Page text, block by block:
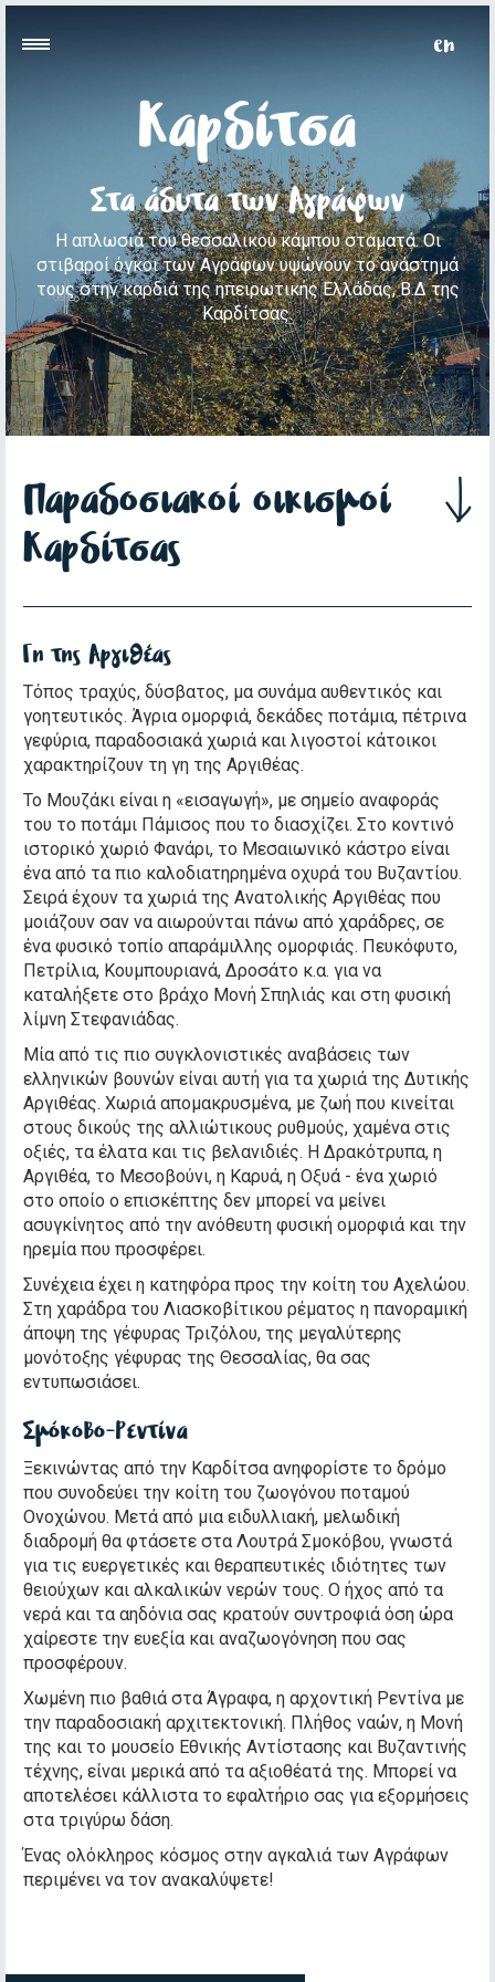
Καρδίτσα
Στα άδυτα των Αγράφων
Η απλωσιά του θεσσαλικού κάμπου σταματά. Οι
στιβαροί όγκοι των Αγράφων υψώνουν το ανάστημά
τους στην καρδιά της ηπειρωτικής Ελλάδας, Β.Δ της
Καρδίτσας.
Παραδοσιακοί oικισμοί
Καρδίτσας
Γη της Αργιθέας
Τόπος τραχύς, δύσβατος, μα συνάμα αυθεντικός και
γοητευτικός. Άγρια ομορφιά, δεκάδες ποτάμια, πέτρινα
γεφύρια, παραδοσιακά χωριά και λιγοστοί κάτοικοι
χαρακτηρίζουν τη γη της Αργιθέας.
Το Μουζάκι είναι η «εισαγωγή», με σημείο αναφοράς
του το ποτάμι Πάμισος που το διασχίζει. Στο κοντινό
ιστορικό χωριό Φανάρι, το Μεσαιωνικό κάστρο είναι
ένα από τα πιο καλοδιατηρημένα οχυρά του Βυζαντίου.
Σειρά έχουν τα χωριά της Ανατολικής Αργιθέας που
μοιάζουν σαν να αιωρούνται πάνω από χαράδρες, σε
ένα φυσικό τοπίο απαράμιλλης ομορφιάς. Πευκόφυτο,
Πετρίλια, Κουμπουριανά, Δροσάτο κ.α. για να
καταλήξετε στο βράχο Μονή Σπηλιάς και στη φυσική
λίμνη Στεφανιάδας.
Μία από τις πιο συγκλονιστικές αναβάσεις των
ελληνικών βουνών είναι αυτή για τα χωριά της Δυτικής
Αργιθέας. Χωριά απομακρυσμένα, με ζωή που κινείται
στους δικούς της αλλιώτικους ρυθμούς, χαμένα στις
οξιές, τα έλατα και τις βελανιδιές. Η Δρακότρυπα, η
Αργιθέα, το Μεσοβούνι, η Καρυά, η Οξυά - ένα χωριό
στο οποίο ο επισκέπτης δεν μπορεί να μείνει
ασυγκίνητος από την ανόθευτη φυσική ομορφιά και την
ηρεμία που προσφέρει.
Συνέχεια έχει η κατηφόρα προς την κοίτη του Αχελώου.
Στη χαράδρα του Λιασκοβίτικου ρέματος η πανοραμική
άποψη της γέφυρας Τριζόλου, της μεγαλύτερης
μονότοξης γέφυρας της Θεσσαλίας, θα σας
εντυπωσιάσει.
Σμόκοβο-Ρεντίνα
Ξεκινώντας από την Καρδίτσα ανηφορίστε το δρόμο
που συνοδεύει την κοίτη του ζωογόνου ποταμού
Ονοχώνου. Μετά από μια ειδυλλιακή, μελωδική
διαδρομή θα φτάσετε στα Λουτρά Σμοκόβου, γνωστά
για τις ευεργετικές και θεραπευτικές ιδιότητες των
θειούχων και αλκαλικών νερών τους. Ο ήχος από τα
νερά και τα αηδόνια σας κρατούν συντροφιά όση ώρα
χαίρεστε την ευεξία και αναζωογόνηση που σας
προσφέρουν.
Χωμένη πιο βαθιά στα Άγραφα, η αρχοντική Ρεντίνα με
την παραδοσιακή αρχιτεκτονική. Πλήθος ναών, η Μονή
της και το μουσείο Εθνικής Αντίστασης και Βυζαντινής
τέχνης, είναι μερικά από τα αξιοθέατά της. Μπορεί να
αποτελέσει κάλλιστα το εφαλτήριο σας για εξορμήσεις
στα τριγύρω δάση.
Ένας ολόκληρος κόσμος στην αγκαλιά των Αγράφων
περιμένει να τον ανακαλύψετε!